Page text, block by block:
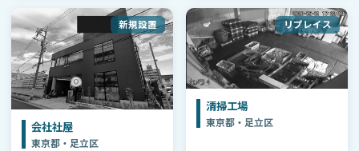
新規設置
会社社屋
東京都・足立区
リプレイス
清掃工場
東京都・足立区